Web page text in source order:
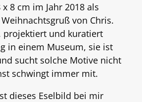
8 cm im Jahr 2018 als
von Chris.
projektiert und kuratiert
in einem Museum, sie ist
sucht solche Motive nicht
schwingt immer mit.
dieses Eselbild bei mir